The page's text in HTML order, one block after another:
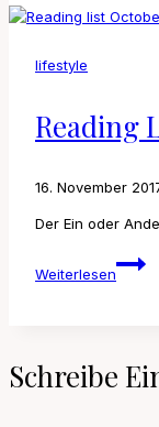
lifestyle
Reading
16. November
Der Ein oder
Weiterlesenlist
Schreibe